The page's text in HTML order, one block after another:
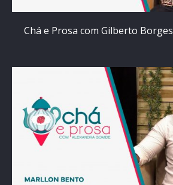
Chá e Prosa com Gilberto Borges